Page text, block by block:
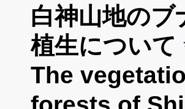
白神山地の
植生について
The